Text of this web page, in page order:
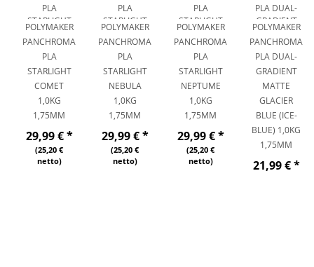
POLYMAKER
PANCHROMA
PLA
STARLIGHT
COMET
1,0KG
1,75MM
29,99 €*
(25,20 €
netto)
POLYMAKER
PANCHROMA
PLA
STARLIGHT
NEBULA
1,0KG
1,75MM
29,99 €*
(25,20 €
netto)
POLYMAKER
PANCHROMA
PLA
STARLIGHT
NEPTUME
1,0KG
1,75MM
29,99 €*
(25,20 €
netto)
POLYMAKER
PANCHROMA
PLA DUAL-
GRADIENT
MATTE
GLACIER
BLUE (ICE-
BLUE) 1,0KG
1,75MM
21,99 €*